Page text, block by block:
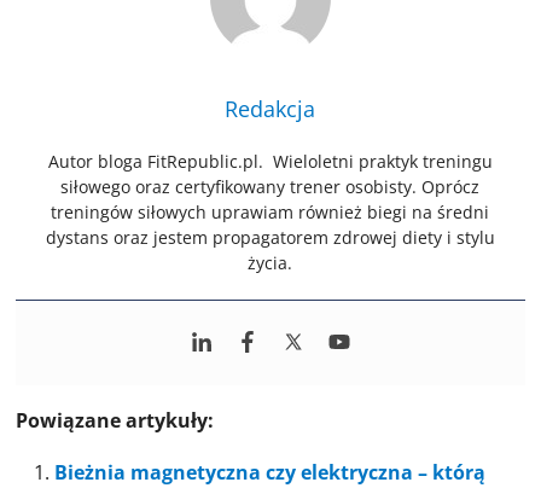
Redakcja
Autor bloga FitRepublic.pl. Wieloletni praktyk treningu
siłowego oraz certyfikowany trener osobisty. Oprócz
treningów siłowych uprawiam również biegi na średni
dystans oraz jestem propagatorem zdrowej diety i stylu
życia.
Powiązane artykuły:
Bieżnia magnetyczna czy elektryczna – którą